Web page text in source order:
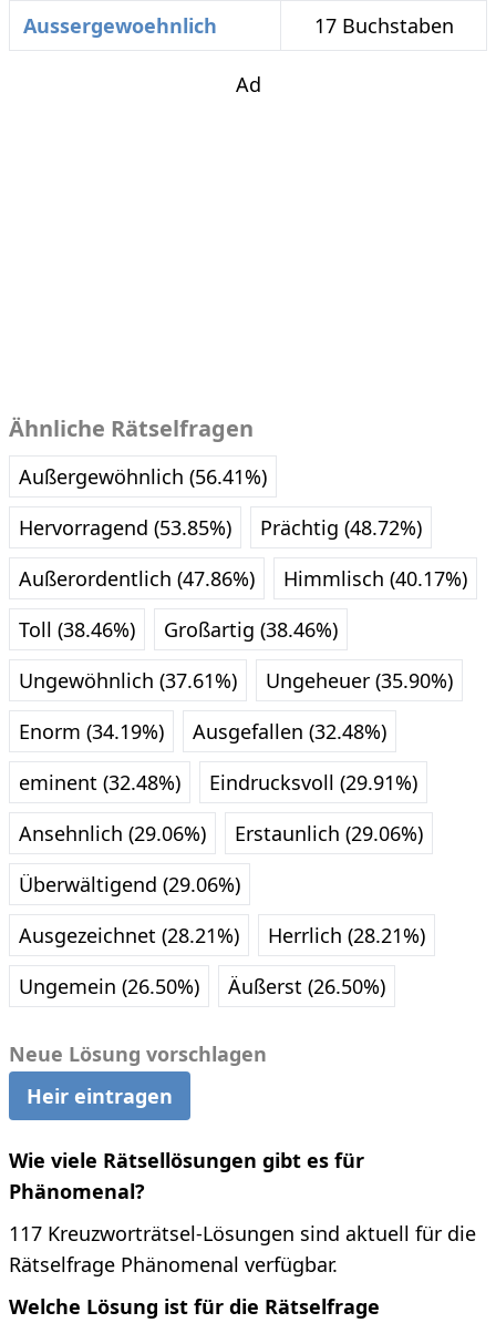
Aussergewoehnlich
17 Buchstaben
Ad
Ähnliche Rätselfragen
Außergewöhnlich (56.41%)
Hervorragend (53.85%)
Prächtig (48.72%)
Außerordentlich (47.86%)
Himmlisch (40.17%)
Toll (38.46%)
Großartig (38.46%)
Ungewöhnlich (37.61%)
Ungeheuer (35.90%)
Enorm (34.19%)
Ausgefallen (32.48%)
eminent (32.48%)
Eindrucksvoll (29.91%)
Ansehnlich (29.06%)
Erstaunlich (29.06%)
Überwältigend (29.06%)
Ausgezeichnet (28.21%)
Herrlich (28.21%)
Ungemein (26.50%)
Äußerst (26.50%)
Neue Lösung vorschlagen
Heir eintragen
Wie viele Rätsellösungen gibt es für
Phänomenal?
117 Kreuzworträtsel-Lösungen sind aktuell für die
Rätselfrage Phänomenal verfügbar.
Welche Lösung ist für die Rätselfrage